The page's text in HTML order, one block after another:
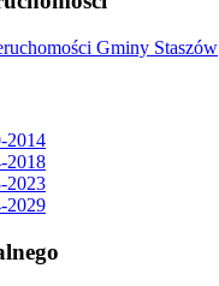
Gminy Staszów
2014
2018
2023
2029